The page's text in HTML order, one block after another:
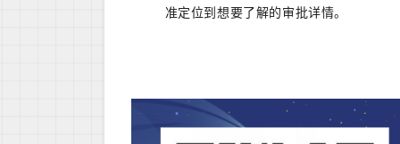
准定位到想要了解的审批详情。